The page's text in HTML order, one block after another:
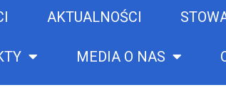
AKTUALNOŚCI
MEDIA O NAS